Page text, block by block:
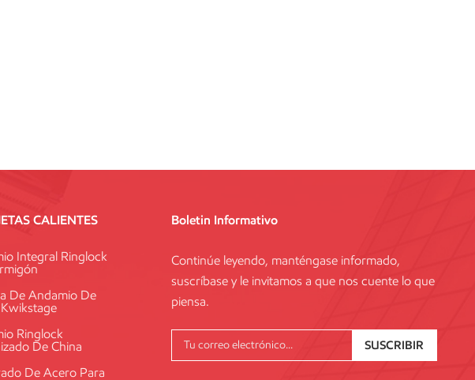
CALIENTES
Integral Ringlock
De Andamio De
Ringlock
De China
De Acero Para
Boletin Informativo
Continúe leyendo, manténgase informado,
suscríbase y le invitamos a que nos cuente lo que
piensa.
SUSCRIBIR